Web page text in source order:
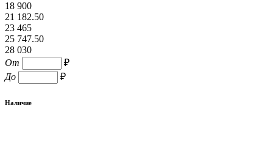
18 900
21 182.50
23 465
25 747.50
28 030
От
₽
До
₽
Наличие